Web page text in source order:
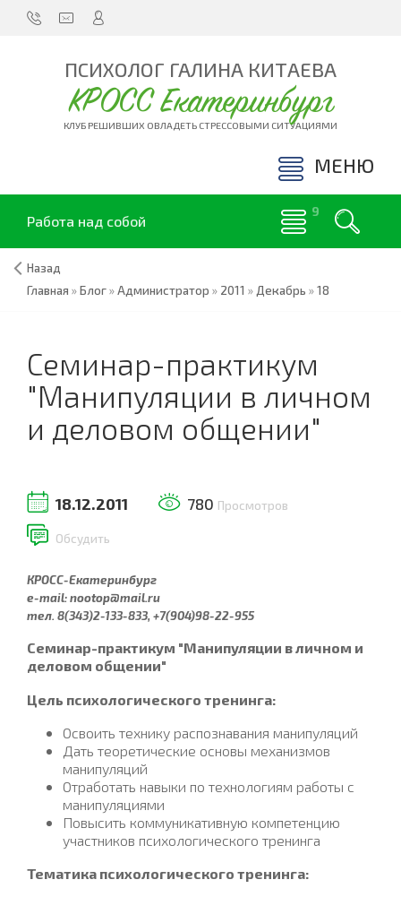
ПСИХОЛОГ ГАЛИНА КИТАЕВА
КРОСС Екатеринбург
КЛУБ РЕШИВШИХ ОВЛАДЕТЬ СТРЕССОВЫМИ СИТУАЦИЯМИ
МЕНЮ
Работа над собой
Назад
Главная »Блог»Администратор » 2011 » Декабрь »18
Семинар-практикум
"Манипуляции в личном
и деловом общении"
18.12.2011 780 Просмотров
Обсудить
КРОСС-Екатеринбург
e-mail: nootop@mail.ru
тел. 8(343)2-133-833, +7(904)98-22-955
Семинар-практикум "Манипуляции в личном и
деловом общении"
Цель психологического тренинга:
Освоить технику распознавания манипуляций
Дать теоретические основы механизмов
манипуляций
Отработать навыки по технологиям работы с
манипуляциями
Повысить коммуникативную компетенцию
участников психологического тренинга
Тематика психологического тренинга: